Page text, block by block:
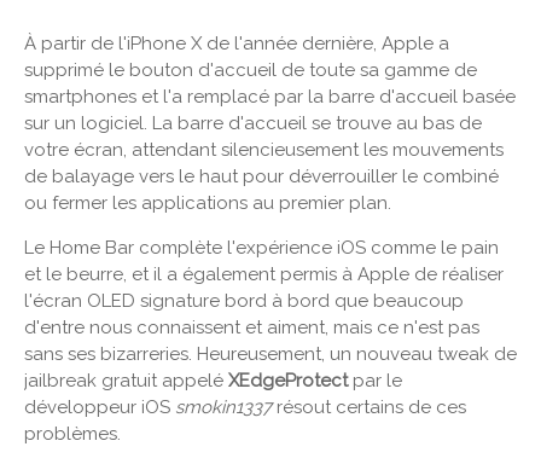
À partir de l'iPhone X de l'année dernière, Apple a
supprimé le bouton d'accueil de toute sa gamme de
smartphones et l'a remplacé par la barre d'accueil basée
sur un logiciel. La barre d'accueil se trouve au bas de
votre écran, attendant silencieusement les mouvements
de balayage vers le haut pour déverrouiller le combiné
ou fermer les applications au premier plan.
Le Home Bar complète l'expérience iOS comme le pain
et le beurre, et il a également permis à Apple de réaliser
l'écran OLED signature bord à bord que beaucoup
d'entre nous connaissent et aiment, mais ce n'est pas
sans ses bizarreries. Heureusement, un nouveau tweak de
jailbreak gratuit appelé XEdgeProtectpar le
développeur iOS smokin1337résout certains de ces
problèmes.